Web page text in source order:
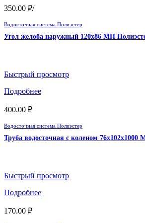
350.00 ₽/
Водосточная система Полиэстер
Угол желоба наружный 120х86 МП
Быстрый просмотр
Подробнее
400.00 ₽
Водосточная система Полиэстер
Труба водосточная с коленом 76х102х1000
Быстрый просмотр
Подробнее
170.00 ₽